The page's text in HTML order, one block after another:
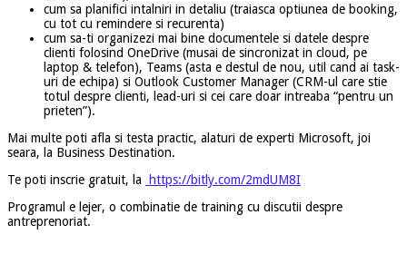
cum sa planifici intalniri in detaliu (traiasca optiunea de booking,
cu tot cu remindere si recurenta)
cum sa-ti organizezi mai bine documentele si datele despre
clienti folosind OneDrive (musai de sincronizat in cloud, pe
laptop & telefon), Teams (asta e destul de nou, util cand ai task-
uri de echipa) si Outlook Customer Manager (CRM-ul care stie
totul despre clienti, lead-uri si cei care doar intreaba “pentru un
prieten”).
Mai multe poti afla si testa practic, alaturi de experti Microsoft, joi
seara, la Business Destination.
Te poti inscrie gratuit, la
https://bitly.com/2mdUM8I
Programul e lejer, o combinatie de training cu discutii despre
antreprenoriat.